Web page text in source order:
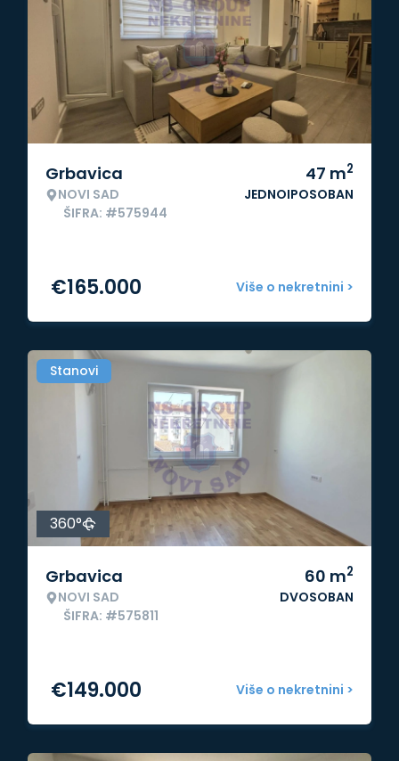
Grbavica
NOVI SAD
ŠIFRA: #575944
47 m2
JEDNOIPOSOBAN
Više o nekretnini >
€165.000
Stanovi
360°
Grbavica
NOVI SAD
ŠIFRA: #575811
60 m2
DVOSOBAN
Više o nekretnini >
€149.000